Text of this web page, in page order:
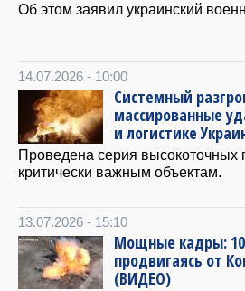
Об этом заявил украинский
14.07.2026 - 10:00
Системный
массированные
и логистике
Проведена серия высокоточных
критически важным объектам.
13.07.2026 - 15:10
Мощные кадры:
продвигаясь от
(ВИДЕО)